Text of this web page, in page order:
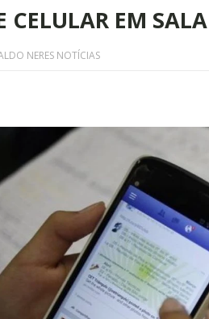
CELULAR EM
NERES NOTÍCIAS